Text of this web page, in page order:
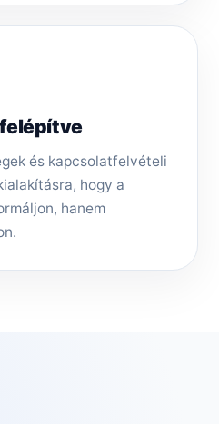
és kapcsolatfelvételi
hogy a
hanem